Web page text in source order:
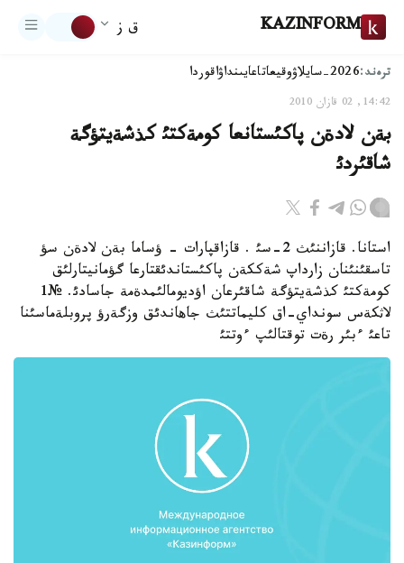
KAZINFORM ق ز
ترەند:2026-سايلاۋ وقيعاتاعايىنداۋاقوردا
14:42, 02 قازان 2010
بةن لادةن پاكئستانعا كومةكتئ كذشةيتؤگة
شاقئردئ
استانا. قازاننئث 2-سئ . قازاقپارات - ؤساما بةن لادةن سؤ
تاسقئنئنان زارداپ شةككةن پاكئستاندئقتارعا گؤمانيتارلئق
كومةكتئ كذشةيتؤگة شاقئرعان اؤديومالئمدةمة جاسادئ. №1
لاثكةس سونداي-اق كليماتتئث جاهاندئق وزگةرؤ پروبلةماسئنا
تاعئ ءبئر رةت توقتالئپ ءوتتئ